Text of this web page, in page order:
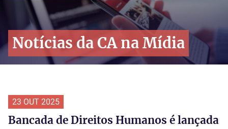
Notícias da CA na Mídia
23 OUT 2025
Bancada de Direitos Humanos é lançada